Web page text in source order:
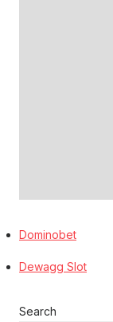
Dominobet
Dewagg Slot
Search